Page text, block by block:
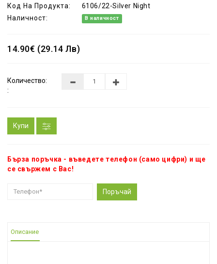
Код На Продукта:
6106/22-Silver Night
Наличност:
В наличност
14.90€ (29.14 Лв)
Количество:
:
Купи
Бърза поръчка - въведете телефон (само цифри) и ще
се свържем с Вас!
Поръчай
Описание